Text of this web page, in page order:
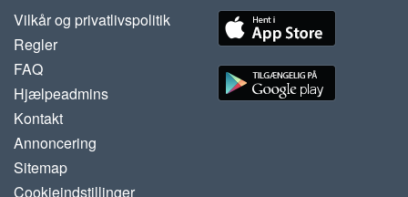
Vilkår og privatlivspolitik
Regler
FAQ
Hjælpeadmins
Kontakt
Annoncering
Sitemap
Cookieindstillinger